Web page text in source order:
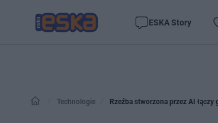
ESKA Story
Technologie Rzeźba stworzona przez AI